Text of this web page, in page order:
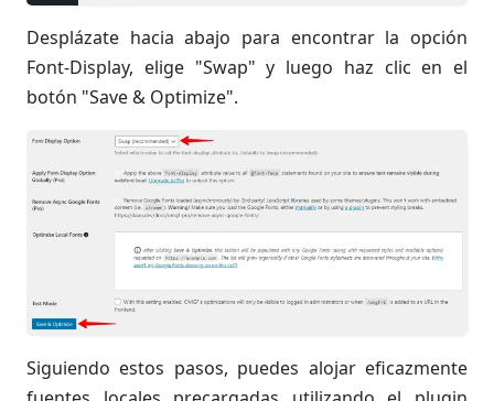
Desplázate hacia abajo para encontrar la opción
Font-Display, elige "Swap" y luego haz clic en el
botón "Save & Optimize".
Siguiendo estos pasos, puedes alojar eficazmente